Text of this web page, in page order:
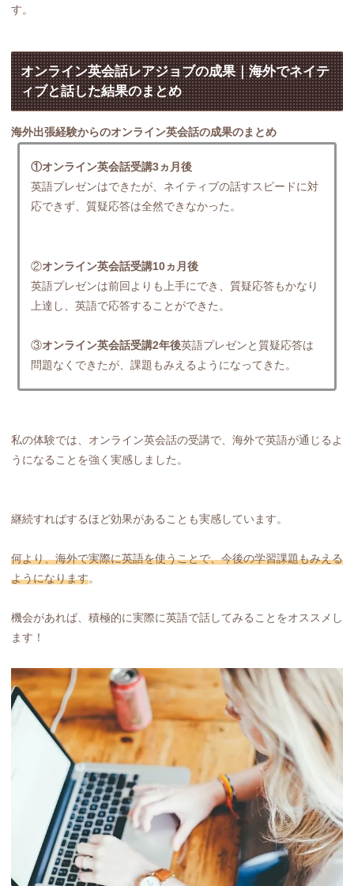
す。
オンライン英会話レアジョブの成果｜海外でネイテ
ィブと話した結果のまとめ
海外出張経験からのオンライン英会話の成果のまとめ
①オンライン英会話受講3ヵ月後
英語プレゼンはできたが、ネイティブの話すスピードに対
応できず、質疑応答は全然できなかった。
②オンライン英会話受講10ヵ月後
英語プレゼンは前回よりも上手にでき、質疑応答もかなり
上達し、英語で応答することができた。
③オンライン英会話受講2年後英語プレゼンと質疑応答は
問題なくできたが、課題もみえるようになってきた。
私の体験では、オンライン英会話の受講で、海外で英語が通じるよ
うになることを強く実感しました。
継続すればするほど効果があることも実感しています。
何より、海外で実際に英語を使うことで、今後の学習課題もみえる
ようになります。
機会があれば、積極的に実際に英語で話してみることをオススメし
ます！